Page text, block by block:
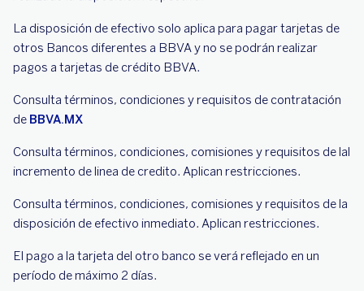
La disposición de efectivo solo aplica para pagar tarjetas de
otros Bancos diferentes a BBVA y no se podrán realizar
pagos a tarjetas de crédito BBVA.
Consulta términos, condiciones y requisitos de contratación
de BBVA.MX
Consulta términos, condiciones, comisiones y requisitos de lal
incremento de linea de credito. Aplican restricciones.
Consulta términos, condiciones, comisiones y requisitos de la
disposición de efectivo inmediato. Aplican restricciones.
El pago a la tarjeta del otro banco se verá reflejado en un
período de máximo 2 días.